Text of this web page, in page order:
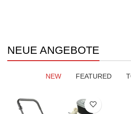
JETZT KAUFEN
JETZT KAUFEN
NEUE ANGEBOTE
NEW FEATURED